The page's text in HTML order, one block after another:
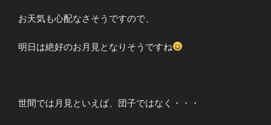
お天気も心配なさそうですので、
明日は絶好のお月見となりそうですね
世間では月見といえば、団子ではなく・・・